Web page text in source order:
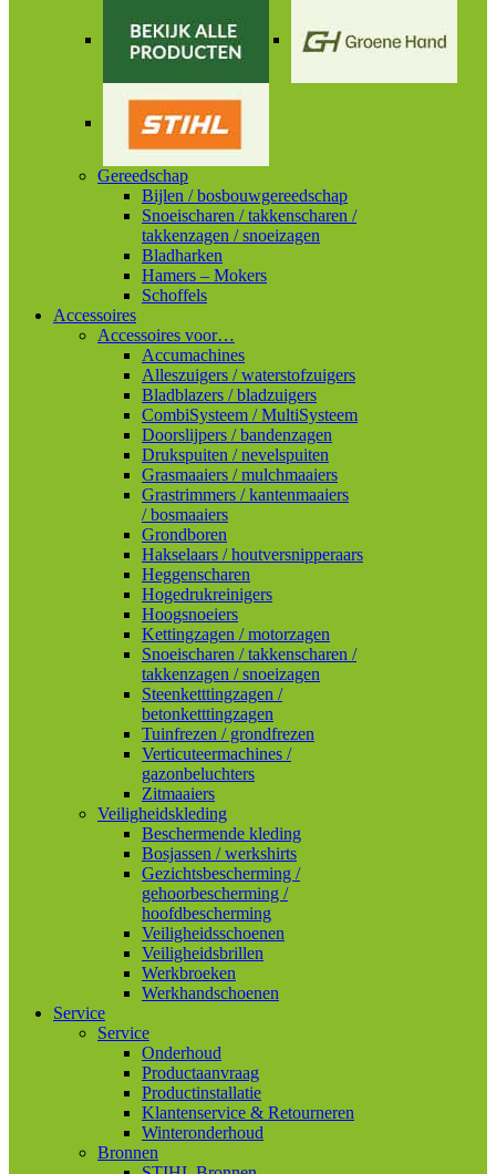
Gereedschap
Bijlen / bosbouwgereedschap
Snoeischaren / takkenscharen /
takkenzagen / snoeizagen
Bladharken
Hamers – Mokers
Schoffels
Accessoires
Accessoires voor…
Accumachines
Alleszuigers / waterstofzuigers
Bladblazers / bladzuigers
CombiSysteem / MultiSysteem
Doorslijpers / bandenzagen
Drukspuiten / nevelspuiten
Grasmaaiers / mulchmaaiers
Grastrimmers / kantenmaaiers
/ bosmaaiers
Grondboren
Hakselaars / houtversnipperaars
Heggenscharen
Hogedrukreinigers
Hoogsnoeiers
Kettingzagen / motorzagen
Snoeischaren / takkenscharen /
takkenzagen / snoeizagen
Steenketttingzagen /
betonketttingzagen
Tuinfrezen / grondfrezen
Verticuteermachines /
gazonbeluchters
Zitmaaiers
Veiligheidskleding
Beschermende kleding
Bosjassen / werkshirts
Gezichtsbescherming /
gehoorbescherming /
hoofdbescherming
Veiligheidsschoenen
Veiligheidsbrillen
Werkbroeken
Werkhandschoenen
Service
Service
Onderhoud
Productaanvraag
Productinstallatie
Klantenservice & Retourneren
Winteronderhoud
Bronnen